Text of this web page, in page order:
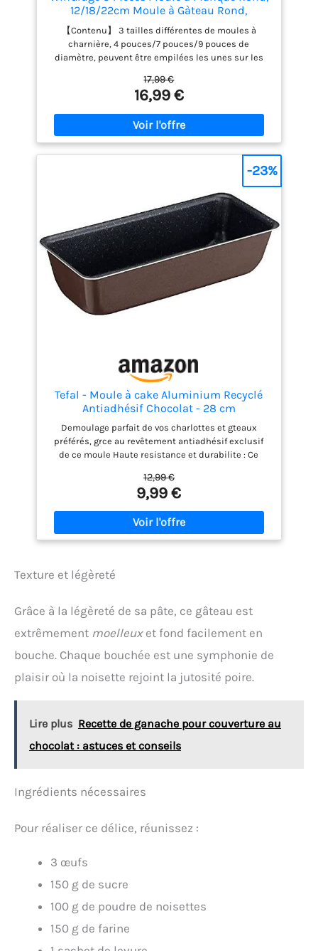
12/18/22cm Moule à Gàteau Rond,
Ensemble Antiadhésif Moules à Charnière
en Acier Inoxydable Avec Fond Amovible,
pour Gâteaux au Fromage Pizzas Quiches
【Contenu】 3 tailles différentes de moules à
charnière, 4 pouces/7 pouces/9 pouces de
diamètre, peuvent être empilées les unes sur les
différentes tailles ou différentes couches selon vos
besoins. 【Haute qualité】 Fabriqué en acier au
carbone de haute qualité, haute résistance, bonne
conductivité thermique, robuste et durable, peut
être utilisé au four, résistant à la chaleur jusqu'à
220 °C 【Revêtement antiadhésif】 La surface du
moule est en matériau antiadhésif, le moule à
gâteau est lisse et antiadhésif, et les aliments ne
collent pas pendant l'utilisation, ce qui est facile à
nettoyer, et lors de la cuisson de gâteaux, le
démoulage est plus facile, assurant l'apparence
complète du gâteau et la nourriture préparée est
plus belle et délicieuse. 【Facile à utiliser】 Le
moule à ressort a un fond plat amovible et une
fonction de dégagement rapide pour éviter les
fuites et l'étanchéité. Il est facile de retirer le gâteau
du moule à gâteau sans endommager le moule.
【Lavage à la main recommandé】 Lors du
et rugueux pour éviter de rayer la poêle.
17,99 €
16,99 €
Tefal - Moule à cake Aluminium Recyclé
Antiadhésif Chocolat - 28 cm
Demoulage parfait de vos charlottes et gteaux
préférés, grce au revêtement antiadhésif exclusif
de ce moule Haute resistance et durabilite : Ce
pourcent recyclé, 2 fois plus résistant que
l'aluminium classique Des resultats de cuisson
parfaits : Grce à la diffusion de chaleur homogène
assurée par l'aluminium recyclé Fabrique en
aluminium 100 pourcent recycle : Jusqu'à deux fois
d'énergie en moins pour sa fabrication aluminium
Eco-responsable : Produit recyclable avec
revêtement antiadhésif sûr (pas de pfoa, pas de
plomb, pas de cadmium) contrôles plus stricts que
contact alimentaire. Sans plomb ni cadmium
signifie sans addition intentionnelle de plomb et
cadmium dans les revêtements. Pas de migration à
sans plomb, sans cadmium Fabrique en france par
tefal, n degrès1 mondialdes articles culinaires
source : Euromonitor international ltd, édition
12,99 €
9,99 €
-23%
Texture et légèreté
Grâce à la légèreté de sa pâte, ce gâteau est
extrêmement moelleuxet fond facilement en
bouche. Chaque bouchée est une symphonie de
plaisir où la noisette rejoint la jutosité poire.
Lire plus Recette de ganache pour couverture au
chocolat : astuces et conseils
Ingrédients nécessaires
Pour réaliser ce délice, réunissez :
3 œufs
150 g de sucre
100 g de poudre de noisettes
150 g de farine